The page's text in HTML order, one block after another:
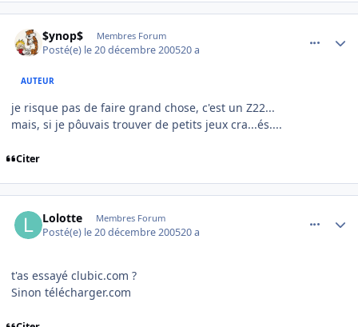
$ynop$ Membres Forum
Posté(e) le 20 décembre 200520 a
AUTEUR
je risque pas de faire grand chose, c'est un Z22...
mais, si je pôuvais trouver de petits jeux cra...és....
Citer
Lolotte Membres Forum
Posté(e) le 20 décembre 200520 a
t'as essayé clubic.com ?
Sinon télécharger.com